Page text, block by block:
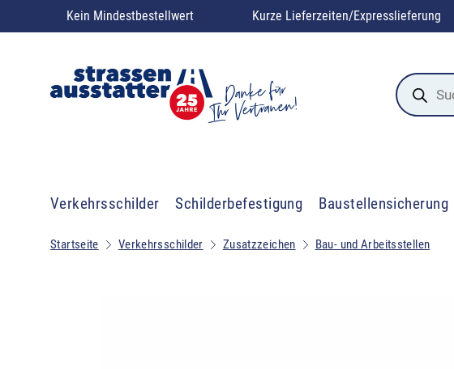
Kein Mindestbestellwert Kurze Lieferzeiten/Expresslieferung
Products
search
Verkehrsschilder Schilderbefestigung Baustellensicherung
Startseite Verkehrsschilder Zusatzzeichen Bau- und Arbeitsstellen